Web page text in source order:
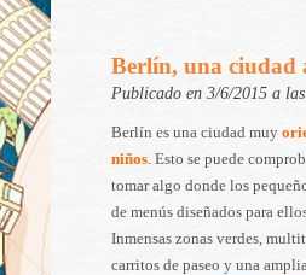
Berlín, una ciudad
Publicado en 3/6/2015 a
Berlín es una ciudad muy
niños . Esto se puede
tomar algo donde los
de menús diseñados para
Inmensas zonas verdes,
carritos de paseo y una